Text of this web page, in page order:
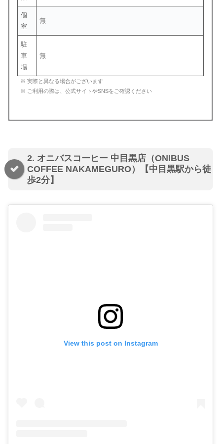
個
室
無
駐
車
場
無
※ 実際と異なる場合がございます
※ ご利用の際は、公式サイトやSNSをご確認ください
2. オニバスコーヒー 中目黒店（ONIBUS
COFFEE NAKAMEGURO）【中目黒駅から徒
歩2分】
View this post on Instagram